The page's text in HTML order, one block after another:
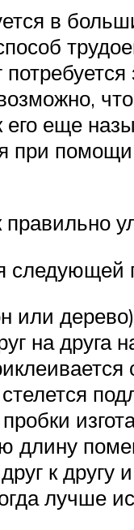
в
его еще
при
следующей
или
на друга
длину
к другу
лучше